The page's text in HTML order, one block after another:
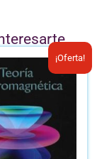
¡Oferta!
El
precio
original
era:
B/.42.20.
El